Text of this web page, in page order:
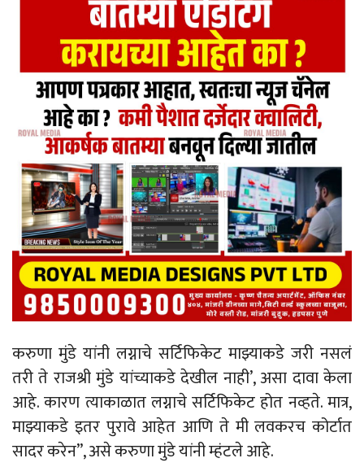
करुणा मुंडे यांनी लग्नाचे सर्टिफिकेट माझ्याकडे जरी नसलं
तरी ते राजश्री मुंडे यांच्याकडे देखील नाही’, असा दावा केला
आहे. कारण त्याकाळात लग्नाचे सर्टिफिकेट होत नव्हते. मात्र,
माझ्याकडे इतर पुरावे आहेत आणि ते मी लवकरच कोर्टात
सादर करेन”, असे करुणा मुंडे यांनी म्हंटले आहे.